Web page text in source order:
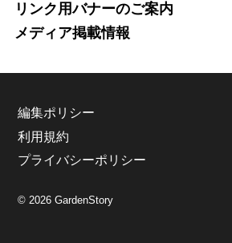
リンク用バナーのご案内
メディア掲載情報
編集ポリシー
利用規約
プライバシーポリシー
© 2026 GardenStory